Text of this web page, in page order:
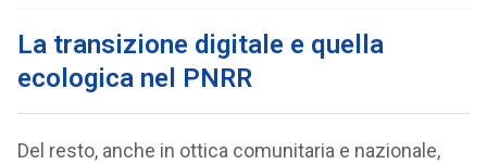
La transizione digitale e quella
ecologica nel PNRR
Del resto, anche in ottica comunitaria e nazionale,